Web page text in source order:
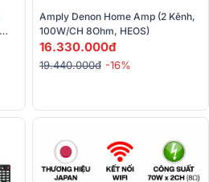
Amply Denon Home Amp (2 Kênh,
100W/CH 8Ohm, HEOS)
16.330.000đ
19.440.000đ -16%